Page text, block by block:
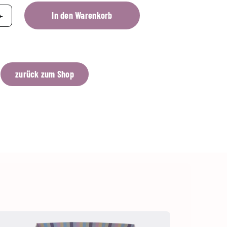
In den Warenkorb
zurück zum Shop